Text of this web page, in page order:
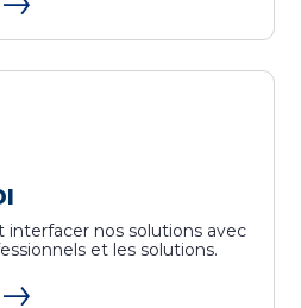
nos solutions avec
et les solutions.